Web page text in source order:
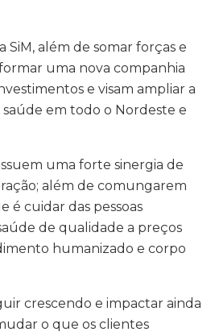
SiM, além de somar forças e
uma nova companhia
e visam ampliar a
em todo o Nordeste e
uma forte sinergia de
além de comungarem
é cuidar das pessoas
de qualidade a preços
humanizado e corpo
crescendo e impactar ainda
o que os clientes